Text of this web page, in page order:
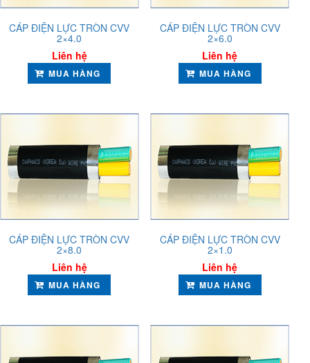
CÁP ĐIỆN LỰC TRÒN CVV
2×4.0
Liên hệ
MUA HÀNG
CÁP ĐIỆN LỰC TRÒN CVV
2×6.0
Liên hệ
MUA HÀNG
CÁP ĐIỆN LỰC TRÒN CVV
2×8.0
Liên hệ
MUA HÀNG
CÁP ĐIỆN LỰC TRÒN CVV
2×1.0
Liên hệ
MUA HÀNG